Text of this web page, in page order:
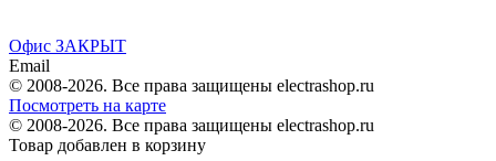
Офис ЗАКРЫТ
Email
© 2008-2026. Все права защищены electrashop.ru
Посмотреть на карте
© 2008-2026. Все права защищены electrashop.ru
Товар добавлен в корзину